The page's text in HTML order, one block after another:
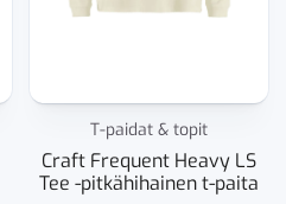
T-paidat & topit
Craft Frequent Heavy LS
Tee -pitkähihainen t-paita